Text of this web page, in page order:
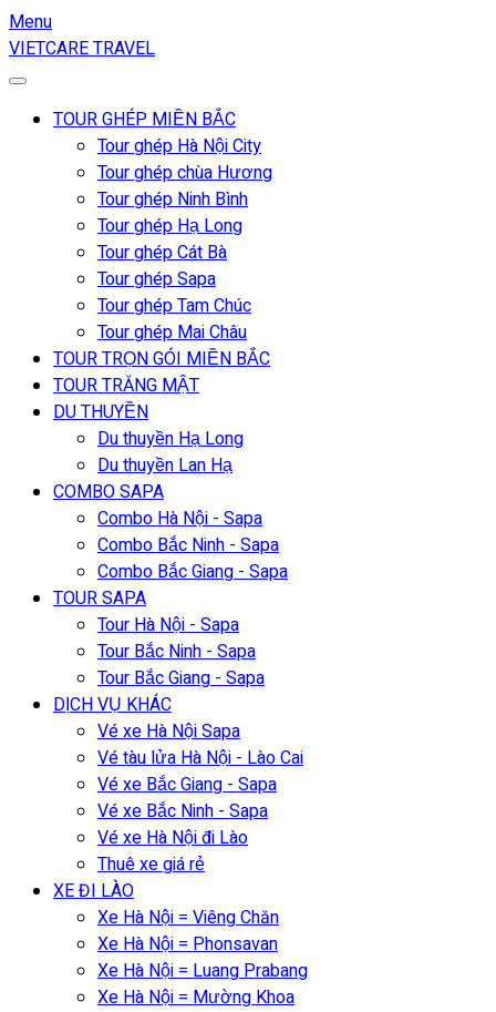
Menu
VIETCARE TRAVEL
TOUR GHÉP MIỀN BẮC
Tour ghép Hà Nội City
Tour ghép chùa Hương
Tour ghép Ninh Bình
Tour ghép Hạ Long
Tour ghép Cát Bà
Tour ghép Sapa
Tour ghép Tam Chúc
Tour ghép Mai Châu
TOUR TRỌN GÓI MIỀN BẮC
TOUR TRĂNG MẬT
DU THUYỀN
Du thuyền Hạ Long
Du thuyền Lan Hạ
COMBO SAPA
Combo Hà Nội - Sapa
Combo Bắc Ninh - Sapa
Combo Bắc Giang - Sapa
TOUR SAPA
Tour Hà Nội - Sapa
Tour Bắc Ninh - Sapa
Tour Bắc Giang - Sapa
DỊCH VỤ KHÁC
Vé xe Hà Nội Sapa
Vé tàu lửa Hà Nội - Lào Cai
Vé xe Bắc Giang - Sapa
Vé xe Bắc Ninh - Sapa
Vé xe Hà Nội đi Lào
Thuê xe giá rẻ
XE ĐI LÀO
Xe Hà Nội = Viêng Chăn
Xe Hà Nội = Phonsavan
Xe Hà Nội = Luang Prabang
Xe Hà Nội = Mường Khoa